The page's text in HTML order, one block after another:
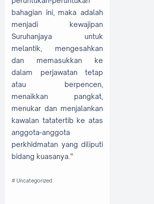
bahagian ini, maka adalah
menjadi kewajipan
Suruhanjaya untuk
melantik, mengesahkan
dan memasukkan ke
dalam perjawatan tetap
atau berpencen,
menaikkan pangkat,
menukar dan menjalankan
kawalan tatatertib ke atas
anggota-anggota
perkhidmatan yang diliputi
bidang kuasanya.”
Uncategorized